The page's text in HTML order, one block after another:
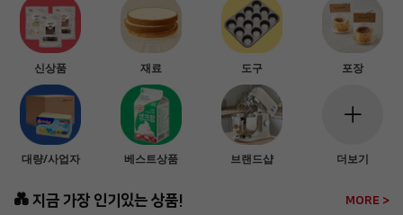
신상품 재료 도구 포장
대량/사업자 베스트상품 브랜드샵 더보기
💑 지금 가장 인기있는 상품! MORE >